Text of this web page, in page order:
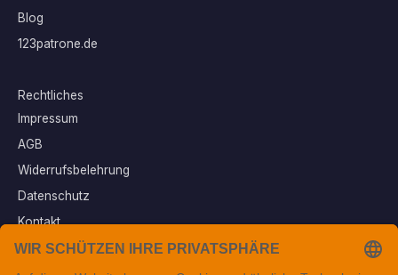
Blog
123patrone.de
Rechtliches
Impressum
AGB
Widerrufsbelehrung
Datenschutz
Kontakt
Vertrag widerrufen